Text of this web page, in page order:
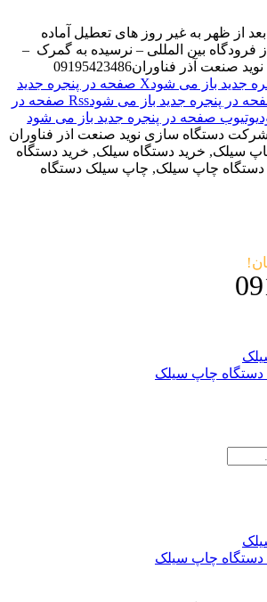
از ظهر به غیر روز های تعطیل آماده
فرودگاه بین المللی – نرسیده به گمرک –
صنعت آذر فناوران09195423486
جدید باز می شود
X صفحه در پنجره جدید
در پنجره جدید باز می شود
Rss صفحه در
یوتیوب صفحه در پنجره جدید باز می شود
دستگاه سازی نوید صنعت اذر فناوران
سیلک, خرید دستگاه سیلک, خرید دستگاه
چاپ سیلک, چاپ سیلک دستگاه
دستگاه چاپ سیلک
دستگاه چاپ سیلک